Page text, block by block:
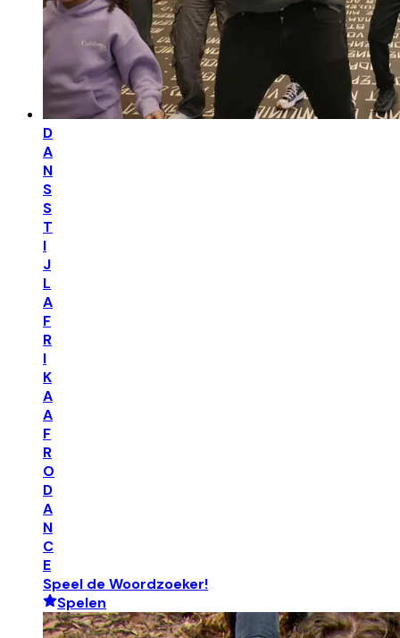
D
A
N
S
S
T
I
J
L
A
F
R
I
K
A
A
F
R
O
D
A
N
C
E
Speel de Woordzoeker!
Spelen